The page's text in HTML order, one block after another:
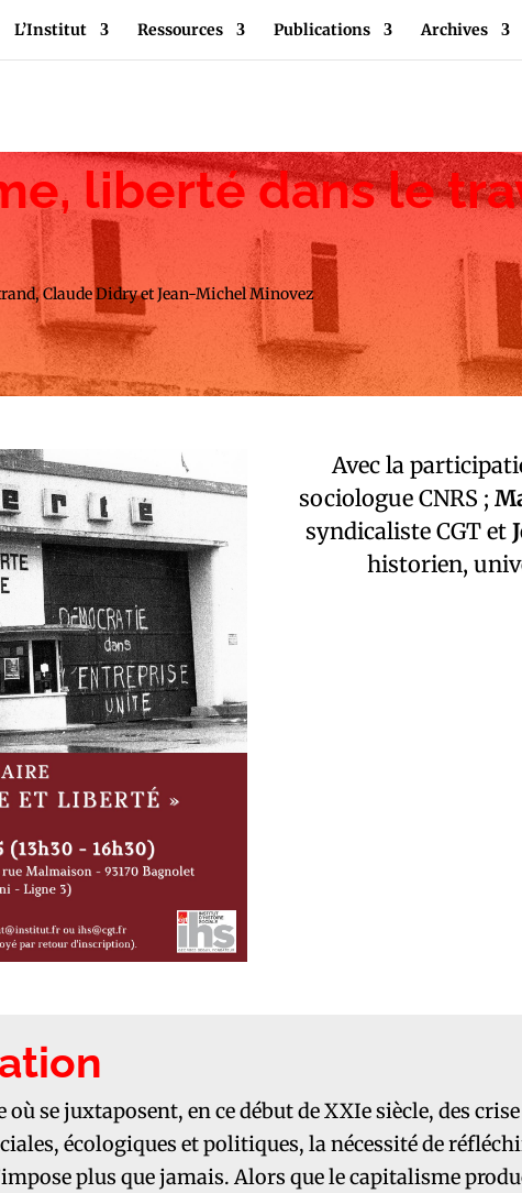
L’Institut Ressources Publications Archives
liberté dans le
Claude Didry et Jean-Michel Minovez
Avec la
sociologue CNRS ;
syndicaliste CGT et
historien,
se juxtaposent, en ce début de XXIe siècle, des
écologiques et politiques, la nécessité de
plus que jamais. Alors que le capitalisme